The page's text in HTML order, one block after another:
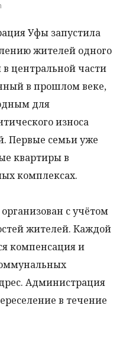
Уфы запустила
жителей одного
центральной части
в прошлом веке,
для
износа
Первые семьи уже
квартиры в
комплексах.
с учётом
жителей. Каждой
компенсация и
Администрация
в течение